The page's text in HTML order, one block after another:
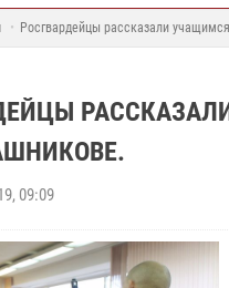
Росгвардейцы рассказали
09:09